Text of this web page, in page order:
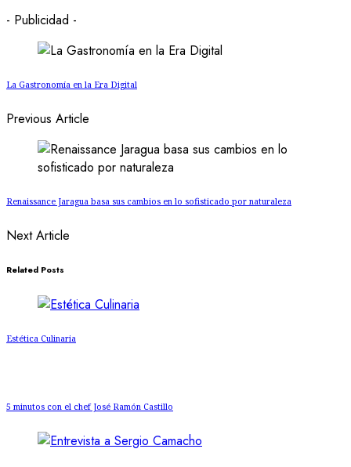
- Publicidad -
La Gastronomía en la Era Digital
Previous Article
Renaissance Jaragua basa sus cambios en lo sofisticado por naturaleza
Next Article
Related Posts
Estética Culinaria
5 minutos con el chef José Ramón Castillo